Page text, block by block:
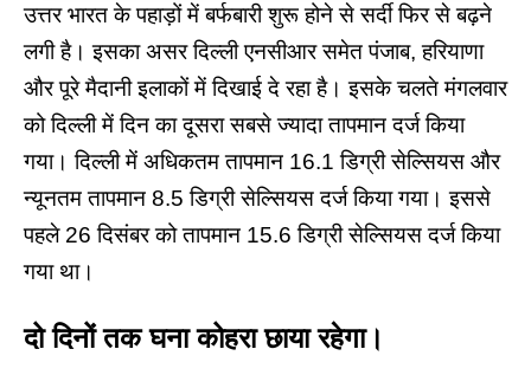
उत्तर भारत के पहाड़ों में बर्फबारी शुरू होने से सर्दी फिर से बढ़ने
लगी है। इसका असर दिल्ली एनसीआर समेत पंजाब, हरियाणा
और पूरे मैदानी इलाकों में दिखाई दे रहा है। इसके चलते मंगलवार
को दिल्ली में दिन का दूसरा सबसे ज्यादा तापमान दर्ज किया
गया। दिल्ली में अधिकतम तापमान 16.1 डिग्री सेल्सियस और
न्यूनतम तापमान 8.5 डिग्री सेल्सियस दर्ज किया गया। इससे
पहले 26 दिसंबर को तापमान 15.6 डिग्री सेल्सियस दर्ज किया
गया था।
दो दिनों तक घना कोहरा छाया रहेगा।